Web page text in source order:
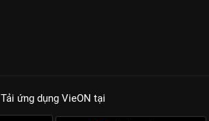
Tải ứng dụng VieON tại